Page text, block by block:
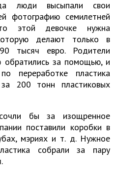
люди высыпали свои
фотографию семилетней
этой девочке нужна
делают только в
тысяч евро. Родители
за помощью, и
переработке пластика
200 тонн пластиковых
бы за изощренное
поставили коробки в
мэриях и т. д. Нужное
собрали за пару